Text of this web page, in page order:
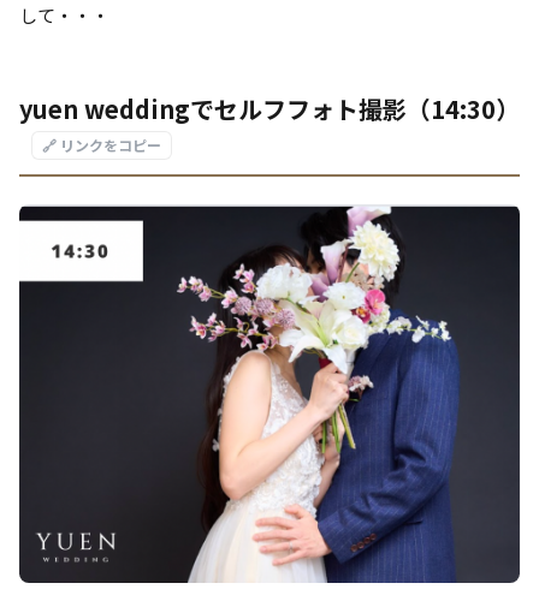
して・・・
yuen weddingでセルフフォト撮影（14:30）
🔗 リンクをコピー